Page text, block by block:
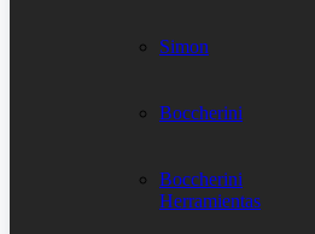
Simon
Boccherini
Boccherini
Herramientas